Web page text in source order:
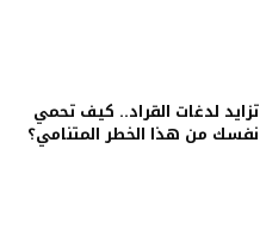
تزايد لدغات القراد.. كيف تحمي
نفسك من هذا الخطر المتنامي؟